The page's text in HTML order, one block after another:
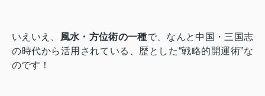
いえいえ、 風水・方位術の一種で、なんと中国・三国志
の時代から活用されている、歴とした“戦略的開運術”な
のです！